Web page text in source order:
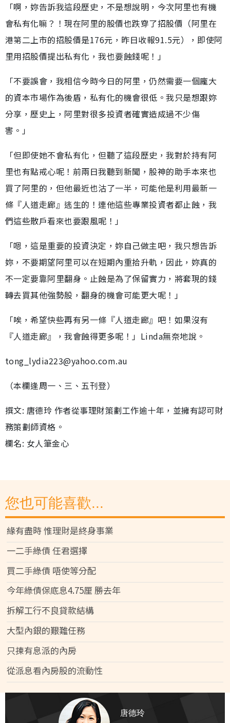
「啊，妳告訴我這段歷史，不是想說明，今次阿里也有機
會私有化嘛？！現在阿里的股價也跌穿了招股價（阿里在
港第二上市的招股價是176元，昨日收報91.5元），即使阿
里用招股價提出私有化，我也要蝕錢呢！」
「不要誤會，我相信今時今日的阿里，仍然需要一個龐大
的資本市場作為後盾，私有化的機會很低。我只是想跟妳
分享，歷史上，阿里對很多投資者確實造成過不少傷
害。」
「但即使她不會私有化，但聽了這段歷史，我對於持有阿
里也有點戒心呢！前兩日我聽到新聞，股神的助手本來也
買了阿里的，但他最近也沽了一半，可能他是利用最新一
條『人道走廊』逃生的！連他這些專業投資者都止蝕，我
們這些散戶看來也要跟風呢！」
「嗯，這是重要的投資決定，妳自己做主吧，我只想告訴
妳，不要期望阿里可以在短期內重拾升軌，因此，妳真的
不一定要靠阿里翻身。止蝕是為了保留實力，將套現的錢
轉去買其他強勢股，翻身的機會可能更大呢！」
「唉，希望快些再有另一條『人道走廊』吧！如果沒有
『人道走廊』，我會蝕得更多呢！」Linda無奈地說。
tong_lydia223@yahoo.com.au
（本欄逢周一、三、五刊登）
撰文: 唐德玲 作者從事理財策劃工作逾十年，並擁有認可財
務策劃師資格。
欄名: 女人筆金心
您也可能喜歡...
緣有盡時 惟理財是終身事業
一二手綠債 任君選擇
買二手綠債 唔使等分配
今年綠債保底息4.75厘 勝去年
拆解工行不良貸款結構
大型內銀的艱難任務
只揀有息派的內房
從派息看內房股的流動性
唐德玲